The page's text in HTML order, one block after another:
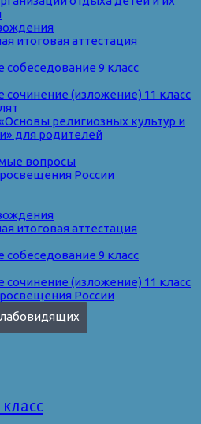
итоговая аттестация
собеседование 9 класс
сочинение (изложение) 11 класс
религиозных культур и
для родителей
вопросы
России
итоговая аттестация
собеседование 9 класс
сочинение (изложение) 11 класс
России